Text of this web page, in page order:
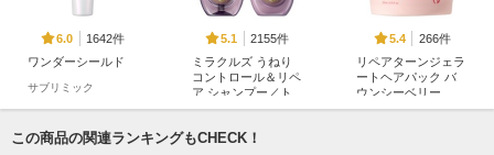
6.0
1642件
ワンダーシールド
サブリミック
5.1
2155件
ミラクルズ うねり
コントロール＆リペ
ア シャンプー／ト
リートメント
パンテーン
5.4
266件
リペアターンジェラ
ートヘアパック バ
ウンシーベリー
この商品の関連ランキングもCHECK！